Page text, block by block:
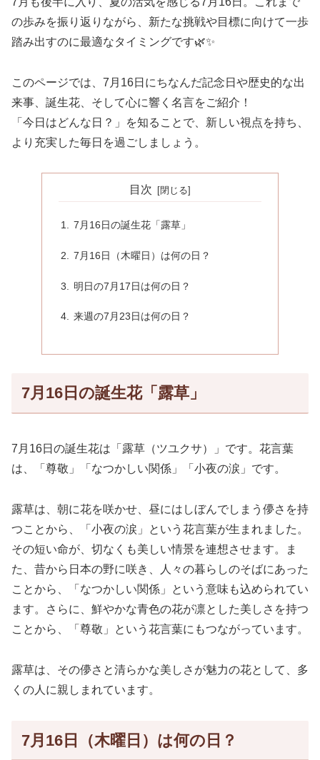
の歩みを振り返りながら、新たな挑戦や目標に向けて一歩
踏み出すのに最適なタイミングです🌿✨
このページでは、7月16日にちなんだ記念日や歴史的な出
来事、誕生花、そして心に響く名言をご紹介！
「今日はどんな日？」を知ることで、新しい視点を持ち、
より充実した毎日を過ごしましょう。
目次
7月16日の誕生花「露草」
7月16日（木曜日）は何の日？
明日の7月17日は何の日？
来週の7月23日は何の日？
7月16日の誕生花「露草」
7月16日の誕生花は「露草（ツユクサ）」です。花言葉
は、「尊敬」「なつかしい関係」「小夜の涙」です。
露草は、朝に花を咲かせ、昼にはしぼんでしまう儚さを持
つことから、「小夜の涙」という花言葉が生まれました。
その短い命が、切なくも美しい情景を連想させます。ま
た、昔から日本の野に咲き、人々の暮らしのそばにあった
ことから、「なつかしい関係」という意味も込められてい
ます。さらに、鮮やかな青色の花が凛とした美しさを持つ
ことから、「尊敬」という花言葉にもつながっています。
露草は、その儚さと清らかな美しさが魅力の花として、多
くの人に親しまれています。
7月16日（木曜日）は何の日？